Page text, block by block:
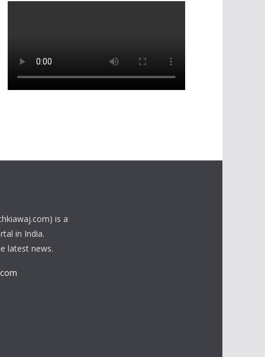
is a
in India.
latest news.